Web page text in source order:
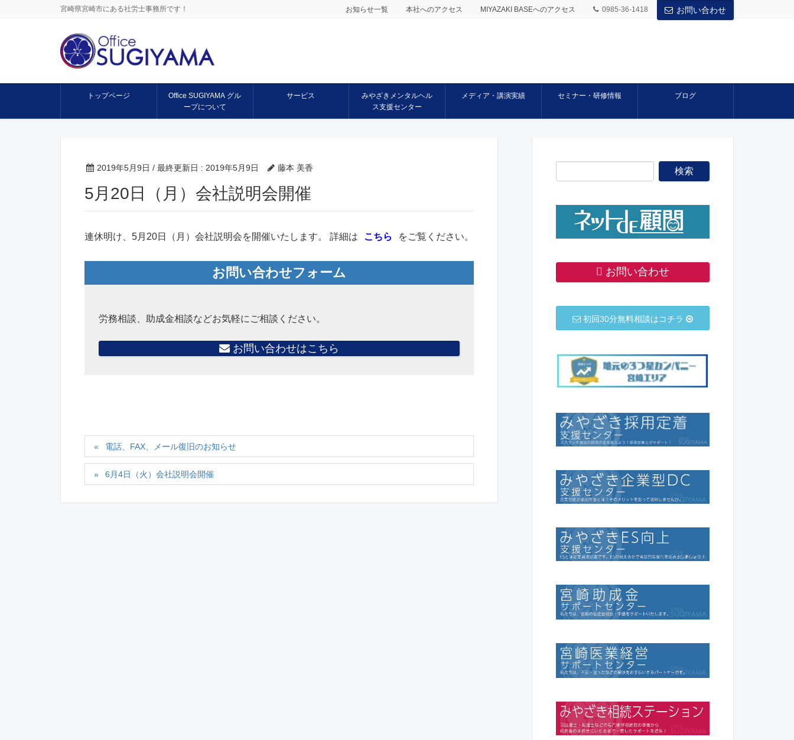
宮崎県宮崎市にある社労士事務所です！ お知らせ一覧 本社へのアクセス MIYAZAKI BASEへのアクセス 0985-36-1418 お問い合わせ
トップページ
Office SUGIYAMA グル
ープについて
サービス
みやざきメンタルヘル
ス支援センター
メディア・講演実績 セミナー・研修情報 ブログ
2019年5月9日 / 最終更新日 : 2019年5月9日 藤本 美香
5月20日（月）会社説明会開催
連休明け、5月20日（月）会社説明会を開催いたします。 詳細は こちら をご覧ください。
お問い合わせフォーム
労務相談、助成金相談などお気軽にご相談ください。
お問い合わせはこちら
電話、FAX、メール復旧のお知らせ
6月4日（火）会社説明会開催
お問い合わせ
初回30分無料相談はコチラ